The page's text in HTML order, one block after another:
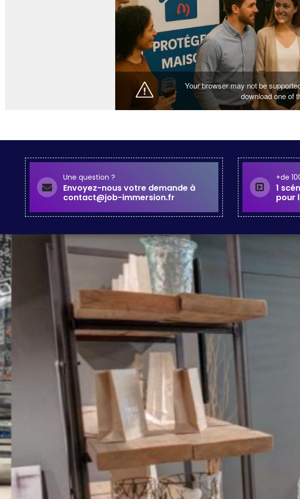
Une question ?
Envoyez-nous votre demande à
contact@job-immersion.fr
+de
1
pour